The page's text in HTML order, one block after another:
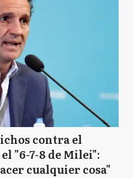
contra el
"6-7-8 de Milei":
cualquier cosa"